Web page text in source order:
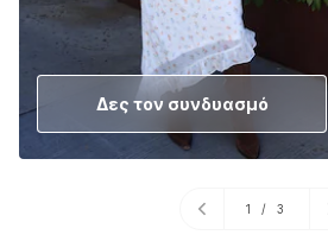
Δες τον συνδυασμό
1 / 3